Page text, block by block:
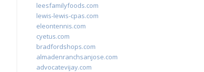
leesfamilyfoods.com
lewis-lewis-cpas.com
eleontennis.com
cyetus.com
bradfordshops.com
almadenranchsanjose.com
advocatevijay.com